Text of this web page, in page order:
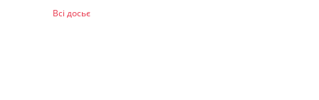
Всі досьє